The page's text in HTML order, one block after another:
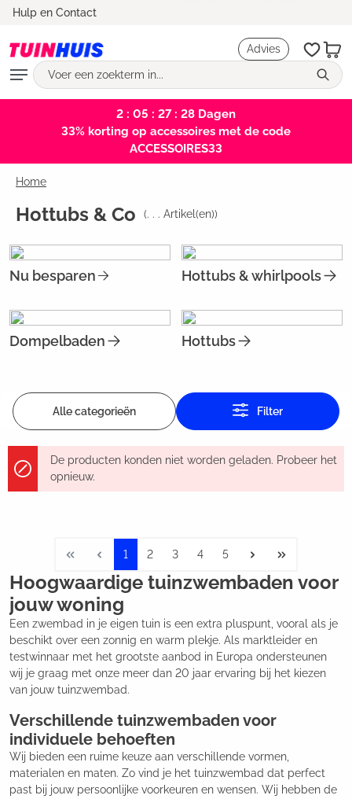
Hulp en Contact
Advies
2 : 05 : 27 : 27Dagen
33% korting op accessoires met de code
ACCESSOIRES33
Home
Hottubs & Co (. . . Artikel(en))
Nu besparen Hottubs & whirlpools
Dompelbaden Hottubs
Alle categorieën Filter
De producten konden niet worden geladen. Probeer het
opnieuw.
1 2 3 4 5
Hoogwaardige tuinzwembaden voor
jouw woning
Een zwembad in je eigen tuin is een extra pluspunt, vooral als je
beschikt over een zonnig en warm plekje. Als marktleider en
testwinnaar met het grootste aanbod in Europa ondersteunen
wij je graag met onze meer dan 20 jaar ervaring bij het kiezen
van jouw tuinzwembad.
Verschillende tuinzwembaden voor
individuele behoeften
Wij bieden een ruime keuze aan verschillende vormen,
materialen en maten. Zo vind je het tuinzwembad dat perfect
past bij jouw persoonlijke voorkeuren en wensen. Wij hebben de